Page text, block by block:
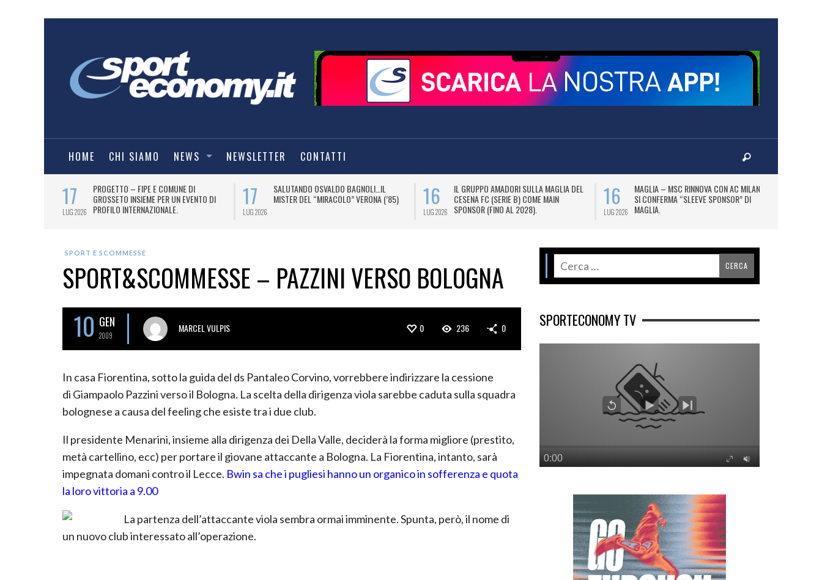
HOME CHI SIAMO NEWS NEWSLETTER CONTATTI
17
LUG 2026
PROGETTO – FIPE E COMUNE DI
GROSSETO INSIEME PER UN EVENTO DI
PROFILO INTERNAZIONALE.
17
LUG 2026
SALUTANDO OSVALDO BAGNOLI…IL
MISTER DEL “MIRACOLO” VERONA (’85)
16
LUG 2026
IL GRUPPO AMADORI SULLA MAGLIA DEL
CESENA FC (SERIE B) COME MAIN
SPONSOR (FINO AL 2028).
16
LUG 2026
MAGLIA – MSC RINNOVA CON AC MILAN E
SI CONFERMA “SLEEVE SPONSOR” DI
MAGLIA.
SPORT E SCOMMESSE
SPORT&SCOMMESSE – PAZZINI VERSO BOLOGNA
10 GEN
2009
MARCEL VULPIS 0 236 0
In casa Fiorentina, sotto la guida del ds Pantaleo Corvino, vorrebbere indirizzare la cessione
di Giampaolo Pazzini verso il Bologna. La scelta della dirigenza viola sarebbe caduta sulla squadra
bolognese a causa del feeling che esiste tra i due club.
Il presidente Menarini, insieme alla dirigenza dei Della Valle, deciderà la forma migliore (prestito,
metà cartellino, ecc) per portare il giovane attaccante a Bologna. La Fiorentina, intanto, sarà
impegnata domani contro il Lecce. Bwin sa che i pugliesi hanno un organico in sofferenza e quota
la loro vittoria a 9.00
La partenza dell’attaccante viola sembra ormai imminente. Spunta, però, il nome di
un nuovo club interessato all’operazione.
SPORTECONOMY TV